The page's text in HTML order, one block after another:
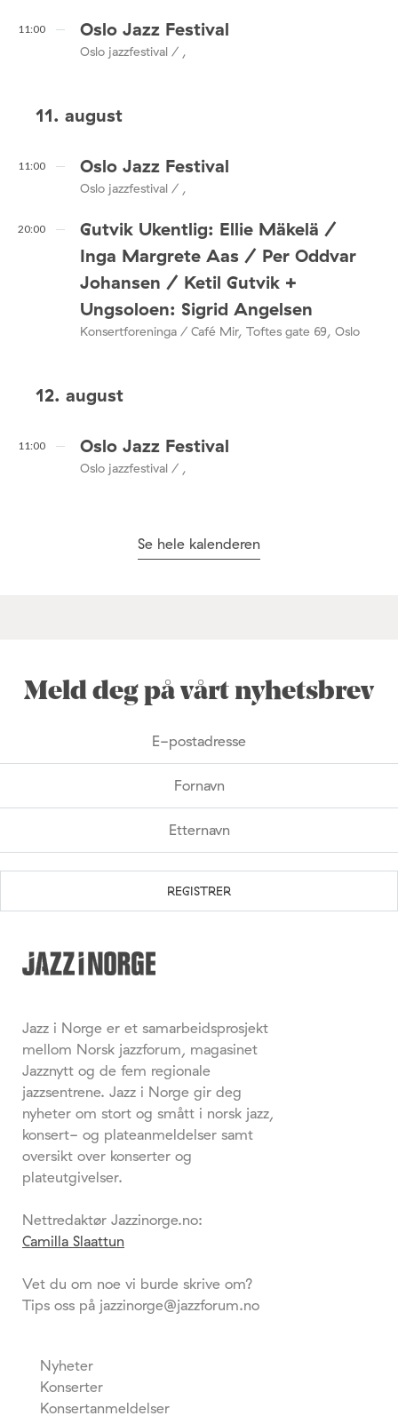
11:00 Oslo Jazz Festival
Oslo jazzfestival / ,
11. august
11:00 Oslo Jazz Festival
Oslo jazzfestival / ,
20:00
Gutvik Ukentlig: Ellie Mäkelä /
Inga Margrete Aas / Per Oddvar
Johansen / Ketil Gutvik +
Ungsoloen: Sigrid Angelsen
Konsertforeninga / Café Mir, Toftes gate 69, Oslo
12. august
11:00 Oslo Jazz Festival
Oslo jazzfestival / ,
Se hele kalenderen
Meld deg på vårt nyhetsbrev
Jazz i Norge er et samarbeidsprosjekt
mellom Norsk jazzforum, magasinet
Jazznytt og de fem regionale
jazzsentrene. Jazz i Norge gir deg
nyheter om stort og smått i norsk jazz,
konsert- og plateanmeldelser samt
oversikt over konserter og
plateutgivelser.
Nettredaktør Jazzinorge.no:
Camilla Slaattun
Vet du om noe vi burde skrive om?
Tips oss på jazzinorge@jazzforum.no
Nyheter
Konserter
Konsertanmeldelser